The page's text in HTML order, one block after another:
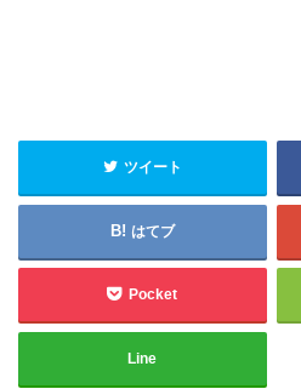
ツイート
はてブ
Pocket
Line